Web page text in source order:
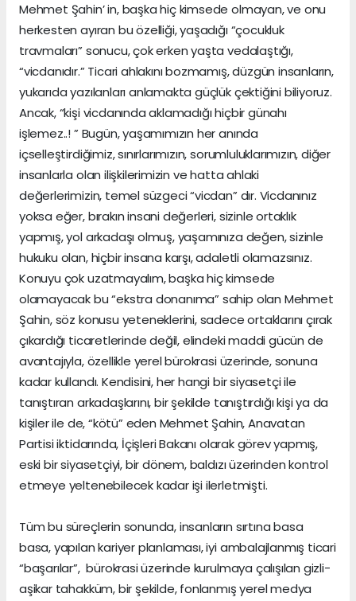
Mehmet Şahin’ in, başka hiç kimsede olmayan, ve onu
herkesten ayıran bu özelliği, yaşadığı “çocukluk
travmaları” sonucu, çok erken yaşta vedalaştığı,
“vicdanıdır.” Ticari ahlakını bozmamış, düzgün insanların,
yukarıda yazılanları anlamakta güçlük çektiğini biliyoruz.
Ancak, “kişi vicdanında aklamadığı hiçbir günahı
işlemez..! ” Bugün, yaşamımızın her anında
içselleştirdiğimiz, sınırlarımızın, sorumluluklarımızın, diğer
insanlarla olan ilişkilerimizin ve hatta ahlaki
değerlerimizin, temel süzgeci “vicdan” dır. Vicdanınız
yoksa eğer, bırakın insani değerleri, sizinle ortaklık
yapmış, yol arkadaşı olmuş, yaşamınıza değen, sizinle
hukuku olan, hiçbir insana karşı, adaletli olamazsınız.
Konuyu çok uzatmayalım, başka hiç kimsede
olamayacak bu “ekstra donanıma” sahip olan Mehmet
Şahin, söz konusu yeteneklerini, sadece ortaklarını çırak
çıkardığı ticaretlerinde değil, elindeki maddi gücün de
avantajıyla, özellikle yerel bürokrasi üzerinde, sonuna
kadar kullandı. Kendisini, her hangi bir siyasetçi ile
tanıştıran arkadaşlarını, bir şekilde tanıştırdığı kişi ya da
kişiler ile de, “kötü” eden Mehmet Şahin, Anavatan
Partisi iktidarında, İçişleri Bakanı olarak görev yapmış,
eski bir siyasetçiyi, bir dönem, baldızı üzerinden kontrol
etmeye yeltenebilecek kadar işi ilerletmişti.
Tüm bu süreçlerin sonunda, insanların sırtına basa
basa, yapılan kariyer planlaması, iyi ambalajlanmış ticari
“başarılar”, bürokrasi üzerinde kurulmaya çalışılan gizli-
aşikar tahakküm, bir şekilde, fonlanmış yerel medya